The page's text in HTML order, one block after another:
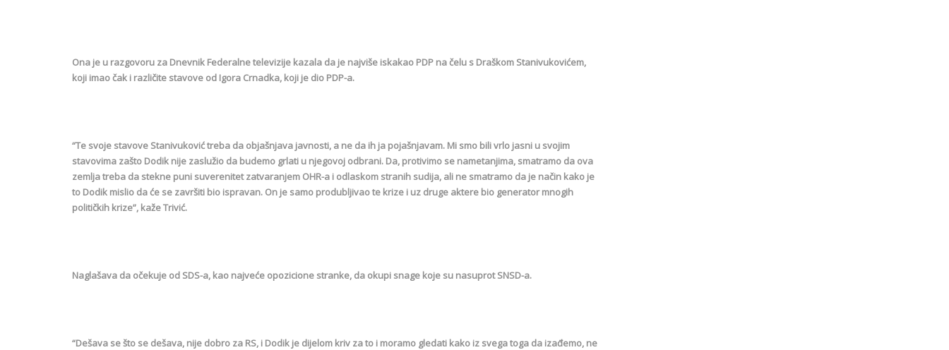
Ona je u razgovoru za Dnevnik Federalne televizije kazala da je najviše iskakao PDP na čelu s Draškom Stanivukovićem,
koji imao čak i različite stavove od Igora Crnadka, koji je dio PDP-a.
“Te svoje stavove Stanivuković treba da objašnjava javnosti, a ne da ih ja pojašnjavam. Mi smo bili vrlo jasni u svojim
stavovima zašto Dodik nije zaslužio da budemo grlati u njegovoj odbrani. Da, protivimo se nametanjima, smatramo da ova
zemlja treba da stekne puni suverenitet zatvaranjem OHR-a i odlaskom stranih sudija, ali ne smatramo da je način kako je
to Dodik mislio da će se završiti bio ispravan. On je samo produbljivao te krize i uz druge aktere bio generator mnogih
političkih krize”, kaže Trivić.
Naglašava da očekuje od SDS-a, kao najveće opozicione stranke, da okupi snage koje su nasuprot SNSD-a.
“Dešava se što se dešava, nije dobro za RS, i Dodik je dijelom kriv za to i moramo gledati kako iz svega toga da izađemo, ne